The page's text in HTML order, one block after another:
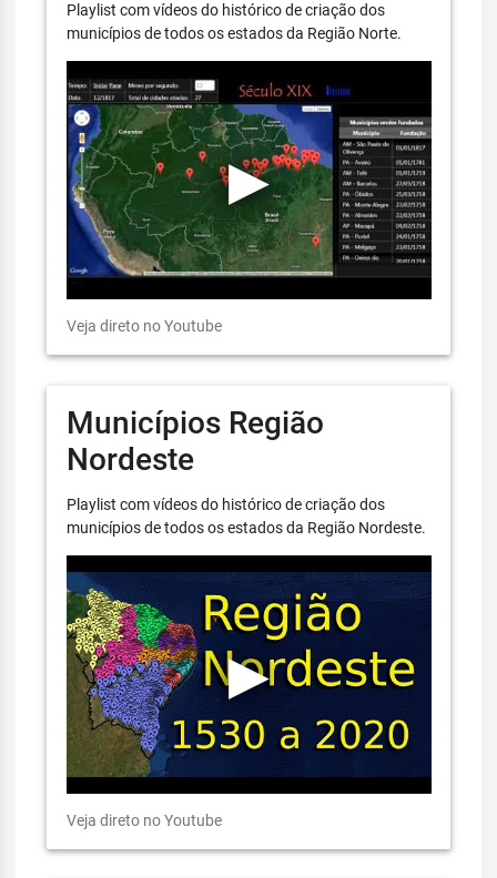
Playlist com vídeos do histórico de criação dos
municípios de todos os estados da Região Norte.
Veja direto no Youtube
Municípios Região
Nordeste
Playlist com vídeos do histórico de criação dos
municípios de todos os estados da Região Nordeste.
Veja direto no Youtube